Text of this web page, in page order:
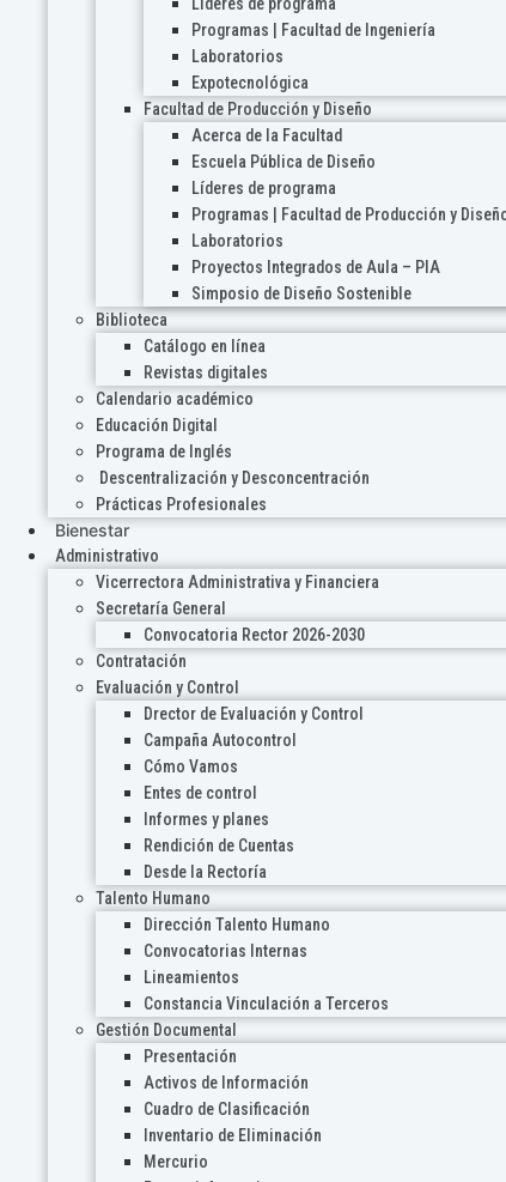
Programas | Facultad de Ingeniería
Laboratorios
Expotecnológica
Facultad de Producción y Diseño
Acerca de la Facultad
Escuela Pública de Diseño
Líderes de programa
Programas | Facultad de Producción y
Laboratorios
Proyectos Integrados de Aula – PIA
Simposio de Diseño Sostenible
Biblioteca
Catálogo en línea
Revistas digitales
Calendario académico
Educación Digital
Programa de Inglés
Descentralización y Desconcentración
Prácticas Profesionales
Bienestar
Administrativo
Vicerrectora Administrativa y Financiera
Secretaría General
Convocatoria Rector 2026-2030
Contratación
Evaluación y Control
Drector de Evaluación y Control
Campaña Autocontrol
Cómo Vamos
Entes de control
Informes y planes
Rendición de Cuentas
Desde la Rectoría
Talento Humano
Dirección Talento Humano
Convocatorias Internas
Lineamientos
Constancia Vinculación a Terceros
Gestión Documental
Presentación
Activos de Información
Cuadro de Clasificación
Inventario de Eliminación
Mercurio